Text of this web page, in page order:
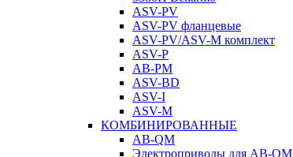
ASV-PV
ASV-PV фланцевые
ASV-PV/ASV-M комплект
ASV-P
AB-PM
ASV-BD
ASV-I
ASV-M
КОМБИНИРОВАННЫЕ
AB-QM
Электроприводы для AB-QM